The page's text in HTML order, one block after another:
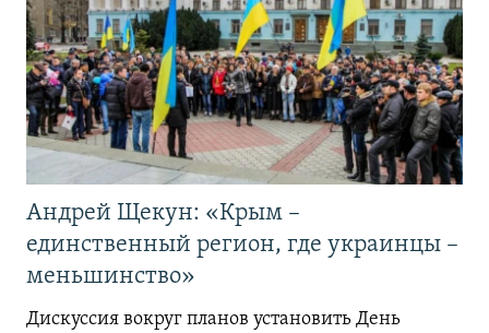
Андрей Щекун: «Крым –
единственный регион, где украинцы –
меньшинство»
Дискуссия вокруг планов установить День